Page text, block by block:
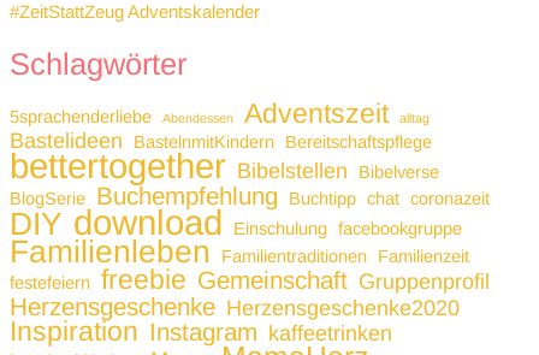
#ZeitStattZeug Adventskalender
Schlagwörter
5sprachenderliebe Abendessen Adventszeit alltag
Bastelideen BastelnmitKindern Bereitschaftspflege
bettertogether Bibelstellen
Bibelverse
BlogSerie
Buchempfehlung Buchtipp chat coronazeit
DIY download Einschulung facebookgruppe
Familienleben Familientraditionen
Familienzeit
festefeiern freebie Gemeinschaft Gruppenprofil
Herzensgeschenke Herzensgeschenke2020
Inspiration Instagram kaffeetrinken